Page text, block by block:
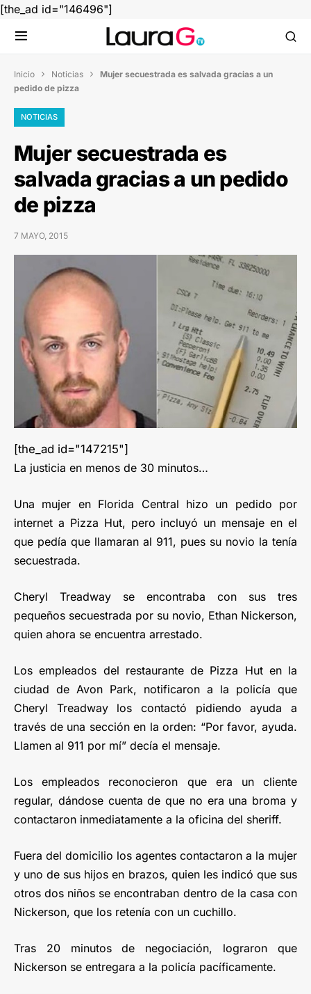
[the_ad id="146496"]
Inicio  Noticias  Mujer secuestrada es salvada gracias a un
pedido de pizza
NOTICIAS
Mujer secuestrada es
salvada gracias a un pedido
de pizza
7 MAYO, 2015
[the_ad id="147215"]
La justicia en menos de 30 minutos…
Una mujer en Florida Central hizo un pedido por
internet a Pizza Hut, pero incluyó un mensaje en el
que pedía que llamaran al 911, pues su novio la tenía
secuestrada.
Cheryl Treadway se encontraba con sus tres
pequeños secuestrada por su novio, Ethan Nickerson,
quien ahora se encuentra arrestado.
Los empleados del restaurante de Pizza Hut en la
ciudad de Avon Park, notificaron a la policía que
Cheryl Treadway los contactó pidiendo ayuda a
través de una sección en la orden: “Por favor, ayuda.
Llamen al 911 por mí” decía el mensaje.
Los empleados reconocieron que era un cliente
regular, dándose cuenta de que no era una broma y
contactaron inmediatamente a la oficina del sheriff.
Fuera del domicilio los agentes contactaron a la mujer
y uno de sus hijos en brazos, quien les indicó que sus
otros dos niños se encontraban dentro de la casa con
Nickerson, que los retenía con un cuchillo.
Tras 20 minutos de negociación, lograron que
Nickerson se entregara a la policía pacíficamente.